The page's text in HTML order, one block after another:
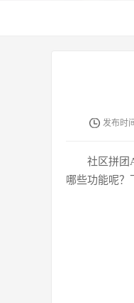
发布时
社区拼团
哪些功能呢？